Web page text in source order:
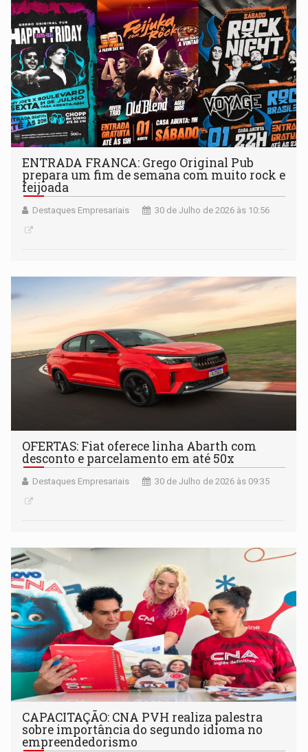
ENTRADA FRANCA: Grego Original Pub
prepara um fim de semana com muito rock e
feijoada
Destaques Empresariais 30 de Julho de 2026 às 10:56
OFERTAS: Fiat oferece linha Abarth com
desconto e parcelamento em até 50x
Destaques Empresariais 30 de Julho de 2026 às 09:35
CAPACITAÇÃO: CNA PVH realiza palestra
sobre importância do segundo idioma no
empreendedorismo